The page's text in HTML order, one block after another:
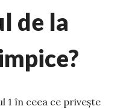
de la
1 în ceea ce privește